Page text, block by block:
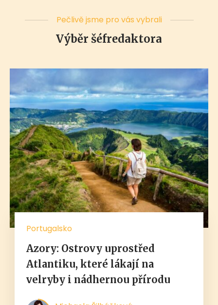
Pečlivě jsme pro vás vybrali
Výběr šéfredaktora
Portugalsko
Azory: Ostrovy uprostřed
Atlantiku, které lákají na
velryby i nádhernou přírodu